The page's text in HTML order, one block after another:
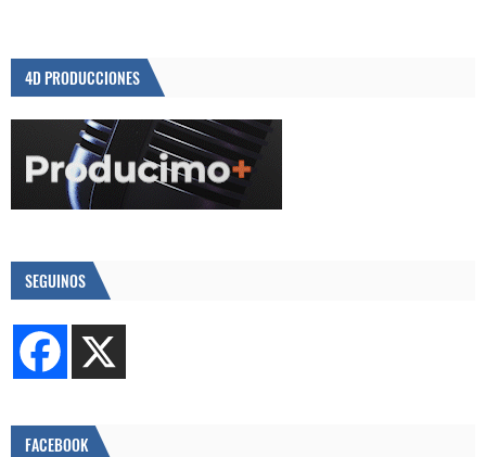
4D PRODUCCIONES
SEGUINOS
FACEBOOK